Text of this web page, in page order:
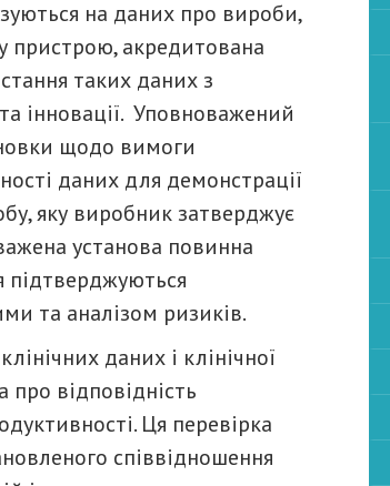
на даних про вироби,
пристрою, акредитована
таких даних з
інновації. Уповноважений
щодо вимоги
даних для демонстрації
яку виробник затверджує
установа повинна
підтверджуються
та аналізом ризиків.
даних і клінічної
відповідність
Ця перевірка
співвідношення